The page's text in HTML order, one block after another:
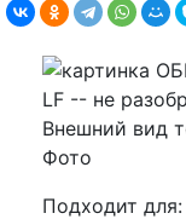
Внешний вид
Фото
Подходит для: